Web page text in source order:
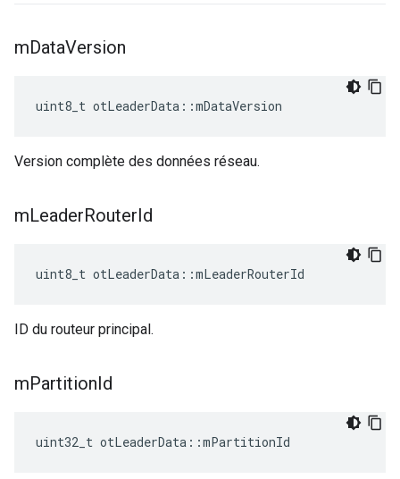
mDataVersion
uint8_t otLeaderData ::mDataVersion
Version complète des données réseau.
mLeaderRouterId
uint8_t otLeaderData ::mLeaderRouterId
ID du routeur principal.
mPartitionId
uint32_t otLeaderData ::mPartitionId